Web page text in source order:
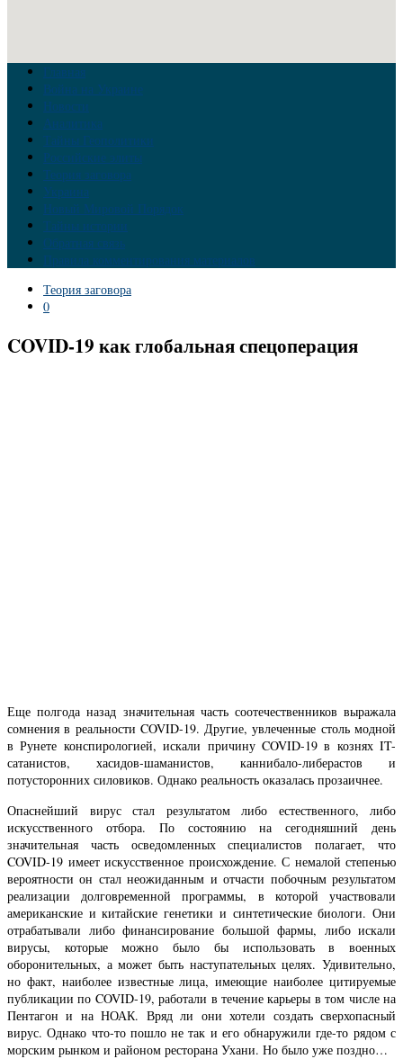
Главная
Война на Украине
Новости
Аналитика
Тайны Геополитики
Российские элиты
Теория заговора
Украина
Новый Мировой Порядок
Тайны истории
Обратная связь
Правила комментирования материалов
Теория заговора
0
COVID-19 как глобальная спецоперация
Еще полгода назад значительная часть соотечественников выражала
сомнения в реальности COVID-19. Другие, увлеченные столь модной
в Рунете конспирологией, искали причину COVID-19 в кознях IT-
сатанистов, хасидов-шаманистов, каннибало-либерастов и
потусторонних силовиков. Однако реальность оказалась прозаичнее.
Опаснейший вирус стал результатом либо естественного, либо
искусственного отбора. По состоянию на сегодняшний день
значительная часть осведомленных специалистов полагает, что
COVID-19 имеет искусственное происхождение. С немалой степенью
вероятности он стал неожиданным и отчасти побочным результатом
реализации долговременной программы, в которой участвовали
американские и китайские генетики и синтетические биологи. Они
отрабатывали либо финансирование большой фармы, либо искали
вирусы, которые можно было бы использовать в военных
оборонительных, а может быть наступательных целях. Удивительно,
но факт, наиболее известные лица, имеющие наиболее цитируемые
публикации по COVID-19, работали в течение карьеры в том числе на
Пентагон и на НОАК. Вряд ли они хотели создать сверхопасный
вирус. Однако что-то пошло не так и его обнаружили где-то рядом с
морским рынком и районом ресторана Ухани. Но было уже поздно…